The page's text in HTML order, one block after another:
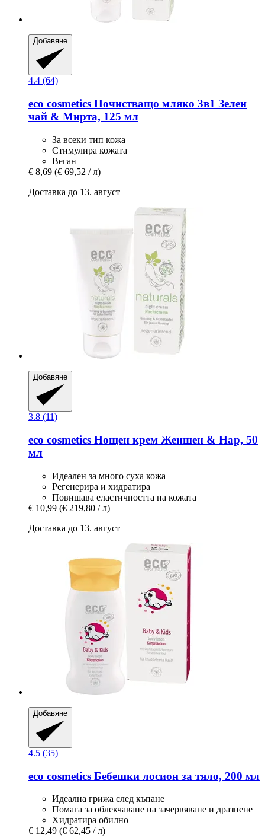
Добавяне
4.4 (64)
eco cosmetics Почистващо мляко 3в1 Зелен
чай & Мирта, 125 мл
За всеки тип кожа
Стимулира кожата
Веган
€ 8,69 (€ 69,52 / л)
Доставка до 13. август
Добавяне
3.8 (11)
eco cosmetics Нощен крем Женшен & Нар, 50
мл
Идеален за много суха кожа
Регенерира и хидратира
Повишава еластичността на кожата
€ 10,99 (€ 219,80 / л)
Доставка до 13. август
Добавяне
4.5 (35)
eco cosmetics Бебешки лосион за тяло, 200 мл
Идеална грижа след къпане
Помага за облекчаване на зачервяване и дразнене
Хидратира обилно
€ 12,49 (€ 62,45 / л)